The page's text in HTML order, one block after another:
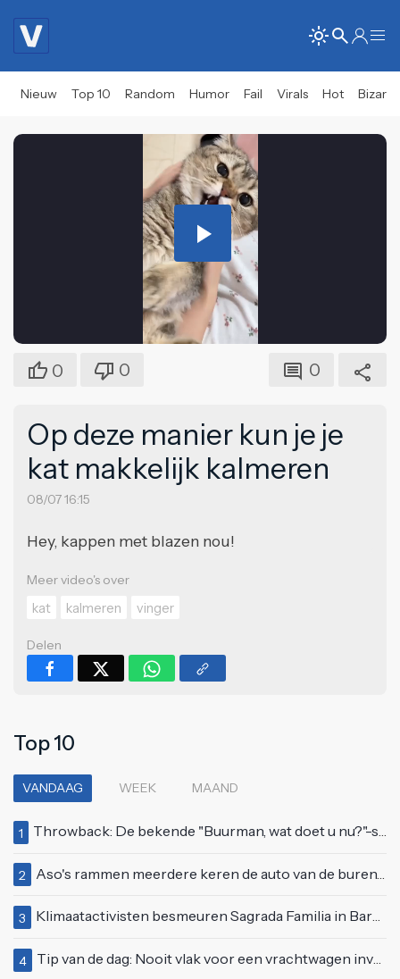
Nieuw Top 10 Random Humor Fail Virals Hot Bizar
Play
Video
0 0 0
Op deze manier kun je je
kat makkelijk kalmeren
08/07 16:15
Hey, kappen met blazen nou!
Meer video's over
kat
kalmeren vinger
Delen
Top 10
VANDAAG WEEK MAAND
1 Throwback: De bekende "Buurman, wat doet u nu?"-scène uit Flodder met Tatjana Šimić
2 Aso's rammen meerdere keren de auto van de buren, maar doen alsof er niets gebeurd is
3 Klimaatactivisten besmeuren Sagrada Familia in Barcelona met lading verf
4 Tip van de dag: Nooit vlak voor een vrachtwagen invoegen